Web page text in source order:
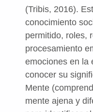
(Tribis, 2016).
conocimiento
permitido, roles,
procesamiento
emociones en la
conocer su
Mente
mente ajena y